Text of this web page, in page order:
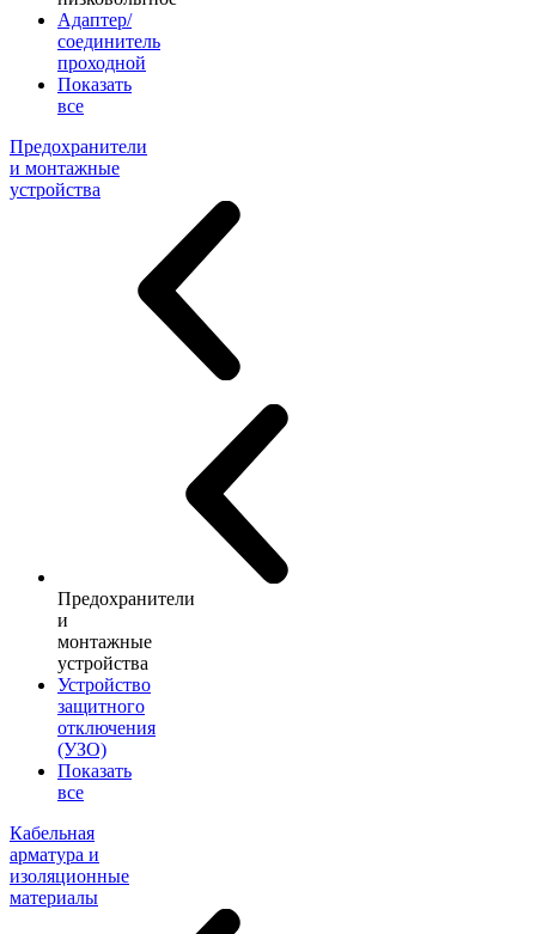
Адаптер/
соединитель
проходной
Показать
все
Предохранители
и монтажные
устройства
Предохранители
и
монтажные
устройства
Устройство
защитного
отключения
(УЗО)
Показать
все
Кабельная
арматура и
изоляционные
материалы